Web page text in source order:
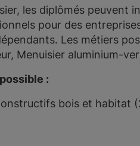
les diplômés
pour des
Les métiers
Menuisier aluminium-
:
bois et habitat